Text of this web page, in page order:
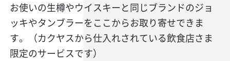
お使いの生樽やウイスキーと同じブランドのジョ
ッキやタンブラーをここからお取り寄せできま
す。（カクヤスから仕入れされている飲食店さま
限定のサービスです）